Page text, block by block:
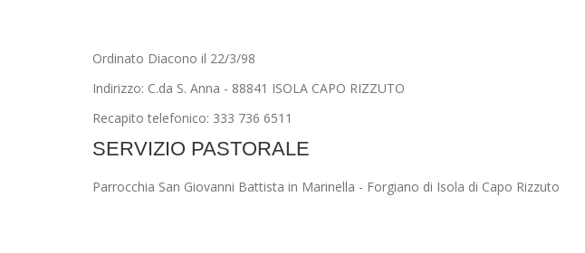
Ordinato Diacono il 22/3/98
Indirizzo: C.da S. Anna - 88841 ISOLA CAPO RIZZUTO
Recapito telefonico: 333 736 6511
SERVIZIO PASTORALE
Parrocchia San Giovanni Battista in Marinella - Forgiano di Isola di Capo Rizzuto